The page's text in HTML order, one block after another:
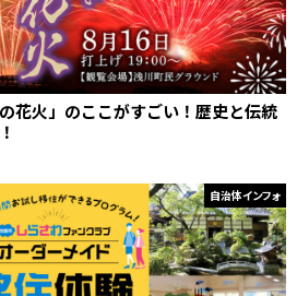
花火」のここがすごい！歴史と伝統
自治体インフォ